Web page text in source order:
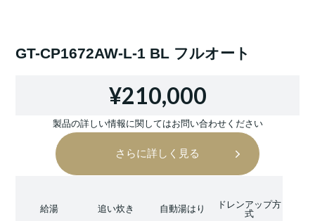
GT-CP1672AW-L-1 BL フルオート
¥210,000
製品の詳しい情報に関してはお問い合わせください
さらに詳しく見る
給湯 追い炊き 自動湯はり
ドレンアップ方
式